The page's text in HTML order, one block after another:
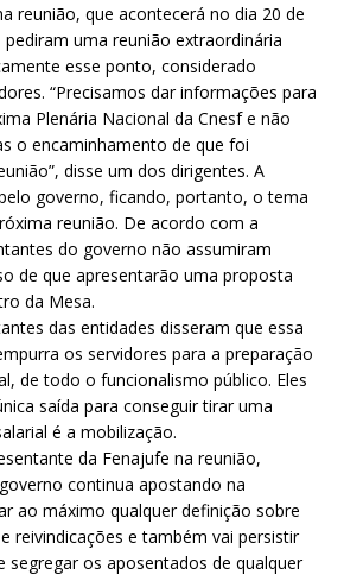
reunião, que acontecerá no dia 20 de
pediram uma reunião extraordinária
esse ponto, considerado
“Precisamos dar informações para
Plenária Nacional da Cnesf e não
o encaminhamento de que foi
disse um dos dirigentes. A
governo, ficando, portanto, o tema
reunião. De acordo com a
do governo não assumiram
de que apresentarão uma proposta
da Mesa.
das entidades disseram que essa
os servidores para a preparação
de todo o funcionalismo público. Eles
saída para conseguir tirar uma
é a mobilização.
da Fenajufe na reunião,
continua apostando na
ao máximo qualquer definição sobre
reivindicações e também vai persistir
segregar os aposentados de qualquer